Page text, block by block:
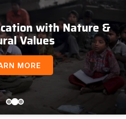
& Social
MORE